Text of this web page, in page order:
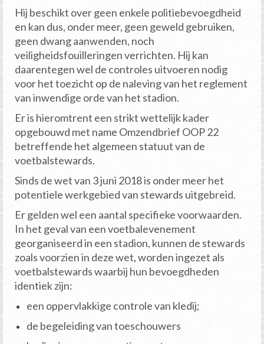
Hij beschikt over geen enkele politiebevoegdheid
en kan dus, onder meer, geen geweld gebruiken,
geen dwang aanwenden, noch
veiligheidsfouilleringen verrichten. Hij kan
daarentegen wel de controles uitvoeren nodig
voor het toezicht op de naleving van het reglement
van inwendige orde van het stadion.
Er is hieromtrent een strikt wettelijk kader
opgebouwd met name Omzendbrief OOP 22
betreffende het algemeen statuut van de
voetbalstewards.
Sinds de wet van 3 juni 2018 is onder meer het
potentiele werkgebied van stewards uitgebreid.
Er gelden wel een aantal specifieke voorwaarden.
In het geval van een voetbalevenement
georganiseerd in een stadion, kunnen de stewards
zoals voorzien in deze wet, worden ingezet als
voetbalstewards waarbij hun bevoegdheden
identiek zijn:
een oppervlakkige controle van kledij;
de begeleiding van toeschouwers